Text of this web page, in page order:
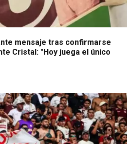
mensaje tras confirmarse
Cristal: "Hoy juega el único